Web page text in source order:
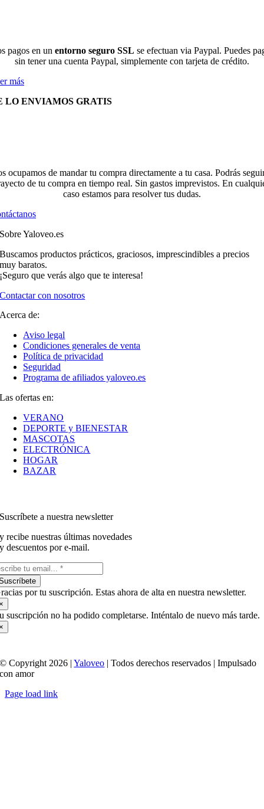
pagos en un entorno seguro SSL se efectuan via Paypal. Puedes
sin tener una cuenta Paypal, simplemente con tarjeta de crédito.
más
LO ENVIAMOS GRATIS
ocupamos de mandar tu compra directamente a tu casa. Podrás
de tu compra en tiempo real. Sin gastos imprevistos. En
caso estamos para resolver tus dudas.
Sobre Yaloveo.es
Buscamos productos prácticos, graciosos, imprescindibles a precios
muy baratos.
¡Seguro que verás algo que te interesa!
Contactar con nosotros
Acerca de:
Aviso legal
Condiciones generales de venta
Política de privacidad
Seguridad
Programa de afiliados yaloveo.es
Las ofertas en:
VERANO
DEPORTE y BIENESTAR
MASCOTAS
ELECTRÓNICA
HOGAR
BAZAR
Suscríbete a nuestra newsletter
y recibe nuestras últimas novedades
y descuentos por e-mail.
por tu suscripción. Estas ahora de alta en nuestra newsletter.
suscripción no ha podido completarse. Inténtalo de nuevo más tarde.
© Copyright 2026 |Yaloveo | Todos derechos reservados | Impulsado
con amor
Page load link